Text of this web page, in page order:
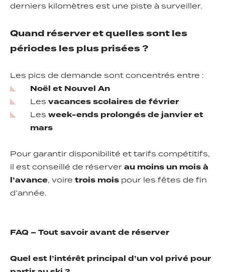
derniers kilomètres est une piste à surveiller.
Quand réserver et quelles sont les
périodes les plus prisées ?
Les pics de demande sont concentrés entre :
Noël et Nouvel An
Les vacances scolaires de février
Les week-ends prolongés de janvier et
mars
Pour garantir disponibilité et tarifs compétitifs,
il est conseillé de réserverau moins un mois à
l’avance, voire trois mois pour les fêtes de fin
d’année.
FAQ – Tout savoir avant de réserver
Quel est l’intérêt principal d’un vol privé pour